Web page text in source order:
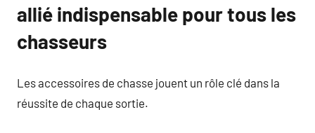
allié indispensable pour tous les
chasseurs
Les accessoires de chasse jouent un rôle clé dans la
réussite de chaque sortie.